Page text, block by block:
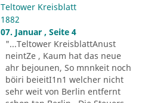
Teltower Kreisblatt
1882
07. Januar , Seite 4
"...Teltower KreisblattAnust
neintZe , Kaum hat das neue
ahr bejounen, So mnnkeit noch
böiri beieitI1n1 welcher nicht
sehr weit von Berlin entfernt